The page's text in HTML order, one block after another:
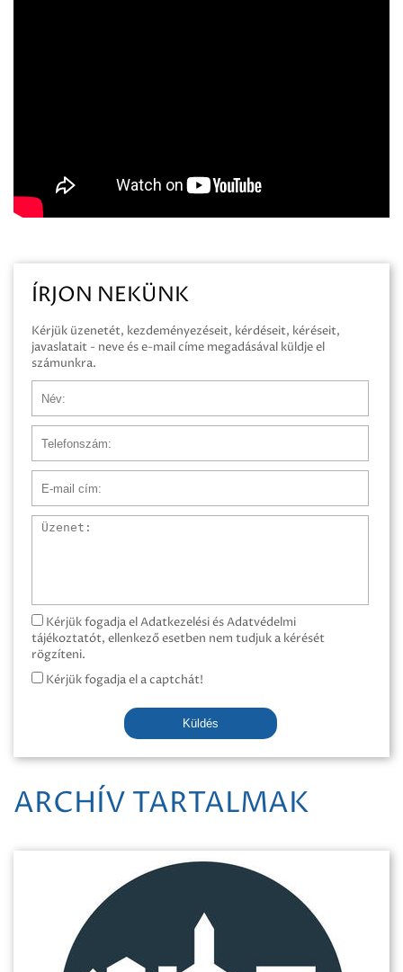
ÍRJON NEKÜNK
Kérjük üzenetét, kezdeményezéseit, kérdéseit, kéréseit,
javaslatait - neve és e-mail címe megadásával küldje el
számunkra.
Üzenet
Kérjük fogadja el Adatkezelési és Adatvédelmi
tájékoztatót, ellenkező esetben nem tudjuk a kérését
rögzíteni.
Kérjük fogadja el a captchát!
Küldés
ARCHÍV TARTALMAK